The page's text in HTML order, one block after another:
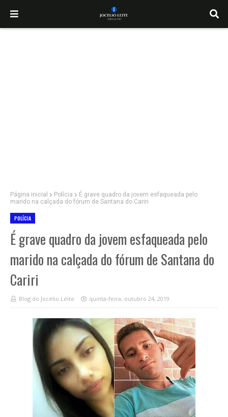
Página inicial Polícia
É grave quadro da jovem esfaqueada pelo
marido na calçada do fórum de Santana do Cariri
POLÍCIA
É grave quadro da jovem esfaqueada pelo
marido na calçada do fórum de Santana do
Cariri
Blog do Jocélio Leite quinta-feira, outubro 24, 2019